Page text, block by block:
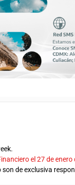
el 27 de enero
de exclusiva